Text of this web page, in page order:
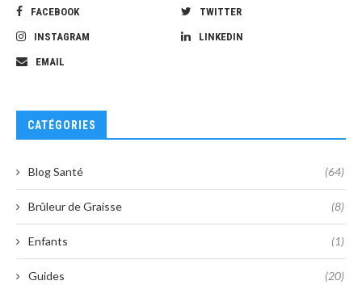
FACEBOOK TWITTER
INSTAGRAM LINKEDIN
EMAIL
CATÉGORIES
Blog Santé (64)
Brûleur de Graisse (8)
Enfants (1)
Guides (20)